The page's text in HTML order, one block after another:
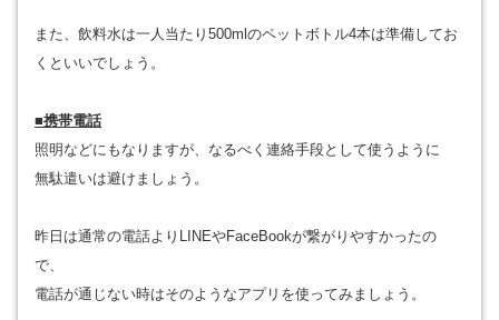
また、飲料水は一人当たり500mlのペットボトル4本は準備してお
くといいでしょう。
■携帯電話
照明などにもなりますが、なるべく連絡手段として使うように
無駄遣いは避けましょう。
昨日は通常の電話よりLINEやFaceBookが繋がりやすかったの
で、
電話が通じない時はそのようなアプリを使ってみましょう。